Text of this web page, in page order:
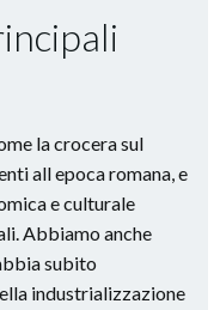
la crocera sul
all epoca romana, e
e culturale
Abbiamo anche
subito
industrializzazione